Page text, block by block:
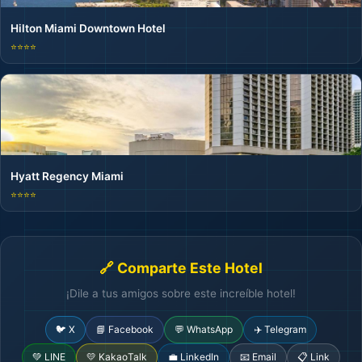
Hilton Miami Downtown Hotel
⭐⭐⭐⭐
Hyatt Regency Miami
⭐⭐⭐⭐
🔗 Comparte Este Hotel
¡Dile a tus amigos sobre este increíble hotel!
🐦 X 📘 Facebook 💬 WhatsApp ✈️ Telegram
💚 LINE 💛 KakaoTalk 💼 LinkedIn 📧 Email 📋 Link